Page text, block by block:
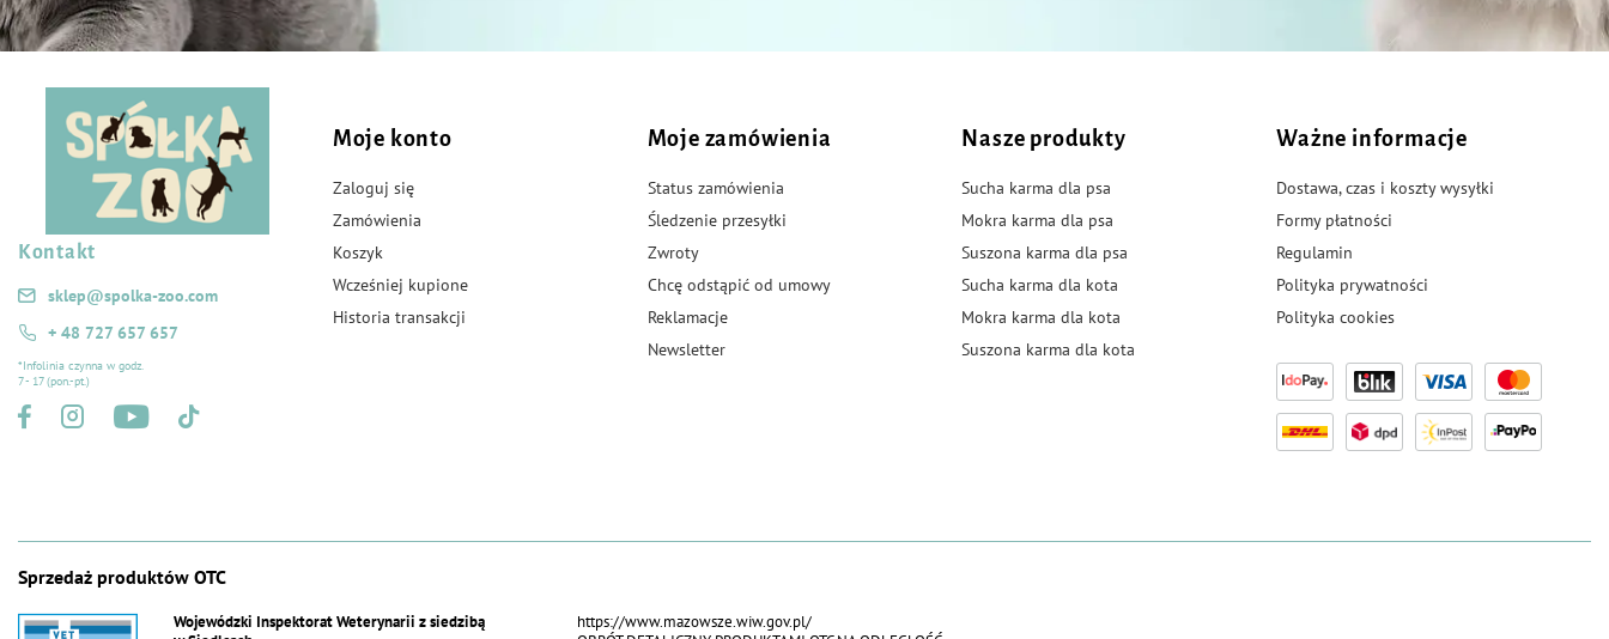
Kontakt
sklep@spolka-zoo.com
+ 48 727 657 657
*Infolinia czynna w godz.
7 - 17 (pon.-pt.)
Moje konto
Zaloguj się
Zamówienia
Koszyk
Wcześniej kupione
Historia transakcji
Moje zamówienia
Status zamówienia
Śledzenie przesyłki
Zwroty
Chcę odstąpić od umowy
Reklamacje
Newsletter
Nasze produkty
Sucha karma dla psa
Mokra karma dla psa
Suszona karma dla psa
Sucha karma dla kota
Mokra karma dla kota
Suszona karma dla kota
Ważne informacje
Dostawa, czas i koszty wysyłki
Formy płatności
Regulamin
Polityka prywatności
Polityka cookies
Sprzedaż produktów OTC
Wojewódzki Inspektorat Weterynarii z siedzibą
https://www.mazowsze.wiw.gov.pl/